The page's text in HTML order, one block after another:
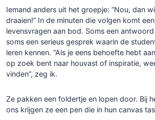
Iemand anders uit het groepje: ”Nou, dan
draaien!” In de minuten die volgen komt
levensvragen aan bod. Soms een
soms een serieus gesprek waarin de
leren kennen. “Als je eens behoefte hebt
op zoek bent naar houvast of inspiratie,
vinden”, zeg ik.
Ze pakken een foldertje en lopen door. Bij
ons krijgen ze een pen die in hun canvas